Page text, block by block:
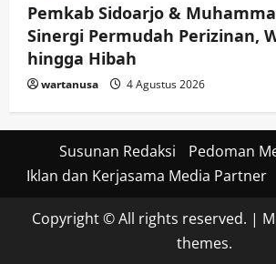
Pemkab Sidoarjo &
Sinergi Permudah Perizinan,
hingga Hibah
wartanusa 4 Agustus 2026
Susunan Redaksi
Pedoman
Iklan dan Kerjasama Media Partner
Copyright © All rights reserved. |
themes.